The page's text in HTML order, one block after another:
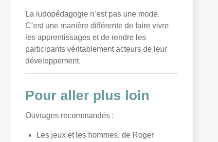
La ludopédagogie n’est pas une mode.
C’est une manière différente de faire vivre
les apprentissages et de rendre les
participants véritablement acteurs de leur
développement.
Pour aller plus loin
Ouvrages recommandés :
Les jeux et les hommes, de Roger